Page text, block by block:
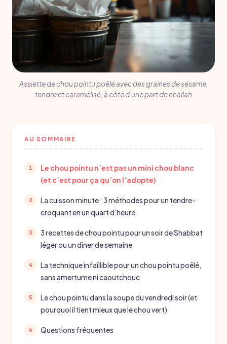
Assiette de chou pointu poêlé avec des graines de sésame,
tendre et caramélisé, à côté d'une part de challah
AU SOMMAIRE
Le chou pointu n’est pas un mini chou blanc
(et c’est pour ça qu’on l’adopte)
La cuisson minute : 3 méthodes pour un tendre-
croquant en un quart d’heure
3 recettes de chou pointu pour un soir de Shabbat
léger ou un dîner de semaine
La technique infaillible pour un chou pointu poêlé,
sans amertume ni caoutchouc
Le chou pointu dans la soupe du vendredi soir (et
pourquoi il tient mieux que le chou vert)
Questions fréquentes